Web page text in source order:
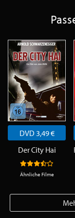
DVD 3,49 €
Der City Hai
Ähnliche Filme